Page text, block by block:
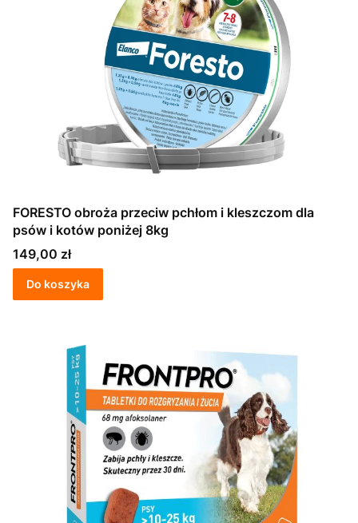
FORESTO obroża przeciw pchłom i kleszczom dla
psów i kotów poniżej 8kg
Cena
149,00 zł
Do koszyka